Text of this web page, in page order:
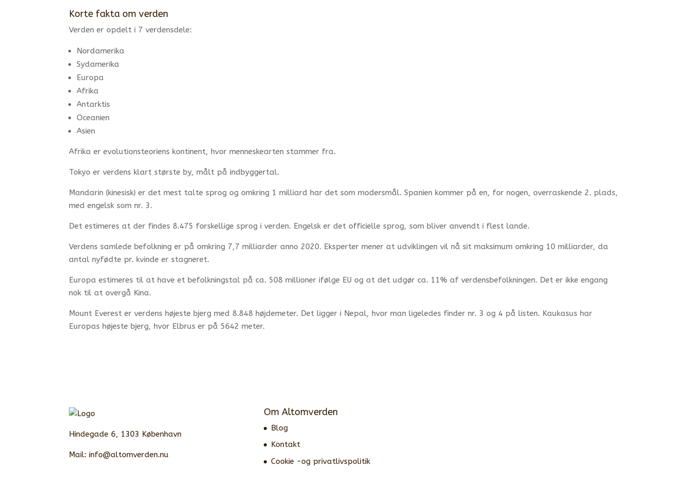
Korte fakta om verden
Verden er opdelt i 7 verdensdele:
Nordamerika
Sydamerika
Europa
Afrika
Antarktis
Oceanien
Asien
Afrika er evolutionsteoriens kontinent, hvor menneskearten stammer fra.
Tokyo er verdens klart største by, målt på indbyggertal.
Mandarin (kinesisk) er det mest talte sprog og omkring 1 milliard har det som modersmål. Spanien kommer på en, for nogen, overraskende 2. plads,
med engelsk som nr. 3.
Det estimeres at der findes 8.475 forskellige sprog i verden. Engelsk er det officielle sprog, som bliver anvendt i flest lande.
Verdens samlede befolkning er på omkring 7,7 milliarder anno 2020. Eksperter mener at udviklingen vil nå sit maksimum omkring 10 milliarder, da
antal nyfødte pr. kvinde er stagneret.
Europa estimeres til at have et befolkningstal på ca. 508 millioner ifølge EU og at det udgør ca. 11% af verdensbefolkningen. Det er ikke engang
nok til at overgå Kina.
Mount Everest er verdens højeste bjerg med 8.848 højdemeter. Det ligger i Nepal, hvor man ligeledes finder nr. 3 og 4 på listen. Kaukasus har
Europas højeste bjerg, hvor Elbrus er på 5642 meter.
Hindegade 6, 1303 København
Mail:info@altomverden.nu
Om Altomverden
Blog
Kontakt
Cookie -og privatlivspolitik